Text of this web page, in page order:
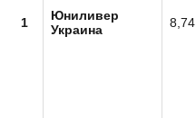
1
Юниливер
Украина
8,74